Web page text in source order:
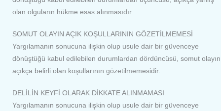
olan olguların hükme esas alınmasıdır.
SOMUT OLAYIN AÇIK KOŞULLARININ GÖZETİLMEMESİ
Yargılamanın sonucuna ilişkin olup usule dair bir güvenceye
dönüştüğü kabul edilebilen durumlardan dördüncüsü, somut olayın
açıkça belirli olan koşullarının gözetilmemesidir.
DELİLİN KEYFİ OLARAK DİKKATE ALINMAMASI
Yargılamanın sonucuna ilişkin olup usule dair bir güvenceye